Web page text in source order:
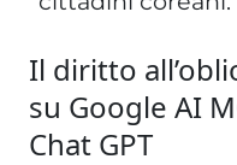
Il diritto
su Google AI
Chat GPT